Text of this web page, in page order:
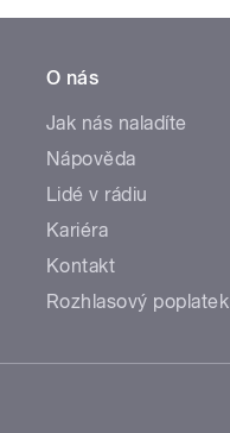
O nás
Jak nás naladíte
Nápověda
Lidé v rádiu
Kariéra
Kontakt
Rozhlasový poplatek